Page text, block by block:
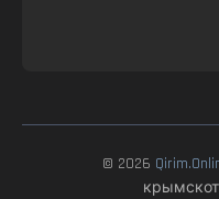
© 2026